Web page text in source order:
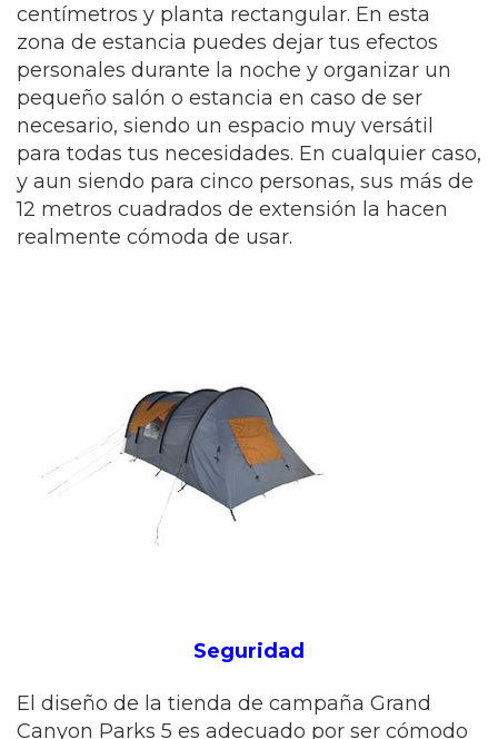
centímetros y planta rectangular. En esta
zona de estancia puedes dejar tus efectos
personales durante la noche y organizar un
pequeño salón o estancia en caso de ser
necesario, siendo un espacio muy versátil
para todas tus necesidades. En cualquier caso,
y aun siendo para cinco personas, sus más de
12 metros cuadrados de extensión la hacen
realmente cómoda de usar.
Seguridad
El diseño de la tienda de campaña Grand
Canyon Parks 5 es adecuado por ser cómodo